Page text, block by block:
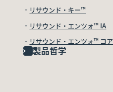
リサウンド・キー™
リサウンド・エンツォ™ IA
リサウンド・エンツォ™ コア
製品哲学